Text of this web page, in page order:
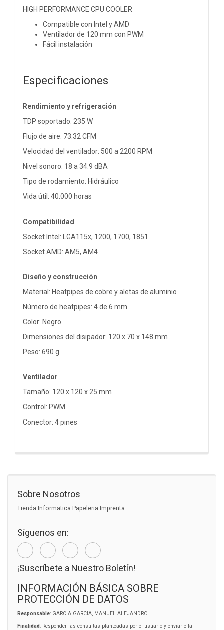
HIGH PERFORMANCE CPU COOLER
Compatible con Intel y AMD
Ventilador de 120 mm con PWM
Fácil instalación
Especificaciones
Rendimiento y refrigeración
TDP soportado: 235 W
Flujo de aire: 73.32 CFM
Velocidad del ventilador: 500 a 2200 RPM
Nivel sonoro: 18 a 34.9 dBA
Tipo de rodamiento: Hidráulico
Vida útil: 40.000 horas
Compatibilidad
Socket Intel: LGA115x, 1200, 1700, 1851
Socket AMD: AM5, AM4
Diseño y construcción
Material: Heatpipes de cobre y aletas de aluminio
Número de heatpipes: 4 de 6 mm
Color: Negro
Dimensiones del disipador: 120 x 70 x 148 mm
Peso: 690 g
Ventilador
Tamaño: 120 x 120 x 25 mm
Control: PWM
Conector: 4 pines
Sobre Nosotros
Tienda Informatica Papeleria Imprenta
Síguenos en:
¡Suscríbete a Nuestro Boletín!
INFORMACIÓN BÁSICA SOBRE
PROTECCIÓN DE DATOS
Responsable: GARCIA GARCIA, MANUEL ALEJANDRO
Finalidad: Responder las consultas planteadas por el usuario y enviarle la